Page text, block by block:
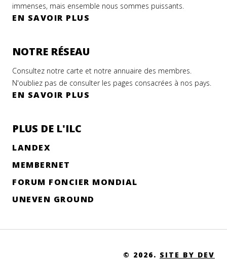
immenses, mais ensemble nous sommes puissants.
EN SAVOIR PLUS
NOTRE RÉSEAU
Consultez notre carte et notre annuaire des membres.
N'oubliez pas de consulter les pages consacrées à nos pays.
EN SAVOIR PLUS
PLUS DE L'ILC
LANDEX
MEMBERNET
FORUM FONCIER MONDIAL
UNEVEN GROUND
© 2026. SITE BY DEV